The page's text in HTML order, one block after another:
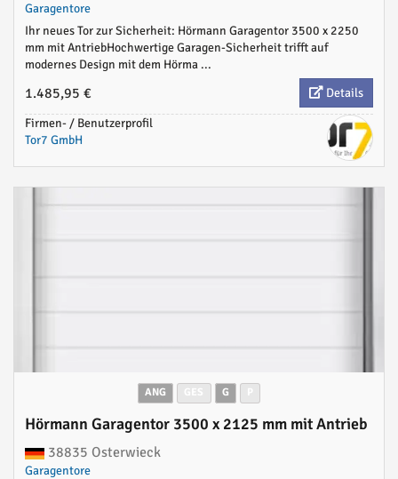
Garagentore
Ihr neues Tor zur Sicherheit: Hörmann Garagentor 3500 x 2250
mm mit AntriebHochwertige Garagen-Sicherheit trifft auf
modernes Design mit dem Hörma ...
1.485,95 €
Details
Firmen- / Benutzerprofil
Tor7 GmbH
ANG G
Hörmann Garagentor 3500 x 2125 mm mit Antrieb
38835 Osterwieck
Garagentore